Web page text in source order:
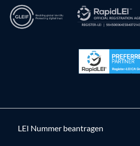
LEI Nummer beantragen